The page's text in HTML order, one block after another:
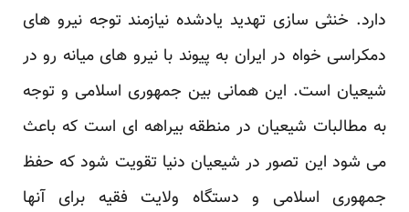
دارد. خنثی سازی تهدید یادشده نیازمند توجه نیرو های
دمکراسی خواه در ایران به پیوند با نیرو های میانه رو در
شیعیان است. این همانی بین جمهوری اسلامی و توجه
به مطالبات شیعیان در منطقه بیراهه ای است که باعث
می شود این تصور در شیعیان دنیا تقویت شود که حفظ
جمهوری اسلامی و دستگاه ولایت فقیه برای آنها